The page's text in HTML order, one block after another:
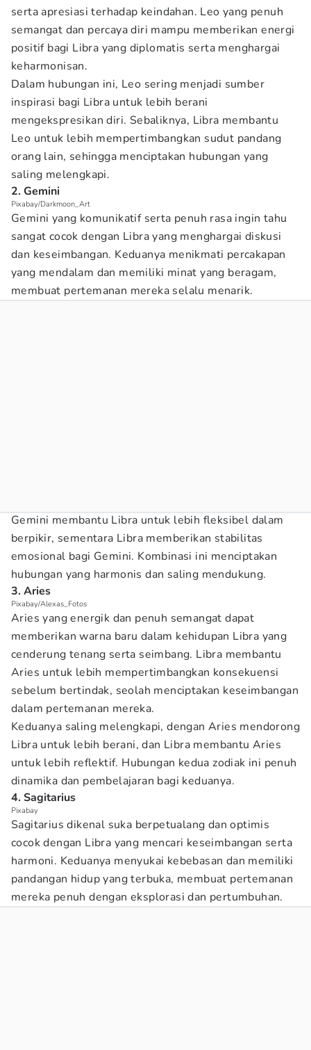
serta apresiasi terhadap keindahan. Leo yang penuh
semangat dan percaya diri mampu memberikan energi
positif bagi Libra yang diplomatis serta menghargai
keharmonisan.
Dalam hubungan ini, Leo sering menjadi sumber
inspirasi bagi Libra untuk lebih berani
mengekspresikan diri. Sebaliknya, Libra membantu
Leo untuk lebih mempertimbangkan sudut pandang
orang lain, sehingga menciptakan hubungan yang
saling melengkapi.
2. Gemini
Pixabay/Darkmoon_Art
Gemini yang komunikatif serta penuh rasa ingin tahu
sangat cocok dengan Libra yang menghargai diskusi
dan keseimbangan. Keduanya menikmati percakapan
yang mendalam dan memiliki minat yang beragam,
membuat pertemanan mereka selalu menarik.
Gemini membantu Libra untuk lebih fleksibel dalam
berpikir, sementara Libra memberikan stabilitas
emosional bagi Gemini. Kombinasi ini menciptakan
hubungan yang harmonis dan saling mendukung.
3. Aries
Pixabay/Alexas_Fotos
Aries yang energik dan penuh semangat dapat
memberikan warna baru dalam kehidupan Libra yang
cenderung tenang serta seimbang. Libra membantu
Aries untuk lebih mempertimbangkan konsekuensi
sebelum bertindak, seolah menciptakan keseimbangan
dalam pertemanan mereka.
Keduanya saling melengkapi, dengan Aries mendorong
Libra untuk lebih berani, dan Libra membantu Aries
untuk lebih reflektif. Hubungan kedua zodiak ini penuh
dinamika dan pembelajaran bagi keduanya.
4. Sagitarius
Pixabay
Sagitarius dikenal suka berpetualang dan optimis
cocok dengan Libra yang mencari keseimbangan serta
harmoni. Keduanya menyukai kebebasan dan memiliki
pandangan hidup yang terbuka, membuat pertemanan
mereka penuh dengan eksplorasi dan pertumbuhan.